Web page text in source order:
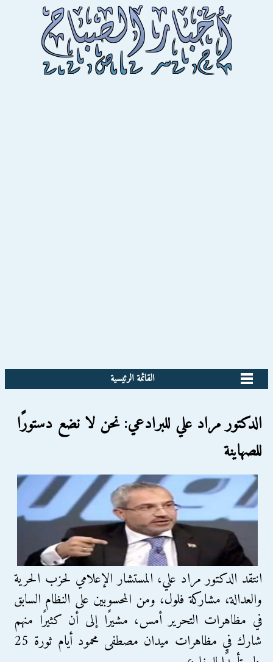
القائمة الرئيسية
الدكتور مراد علي للبرادعي: نحن لا نضع دستورًا
للصهاينة
انتقد الدكتور مراد علي، المستشار الإعلامي لحزب الحرية
والعدالة، مشاركة فلول، ومن المحسوبين على النظام السابق
في مظاهرات التحرير أمس، مشيرًا إلى أن كثيرًا منهم
شارك في مظاهرات ميدان مصطفى محمود أيام ثورة 25